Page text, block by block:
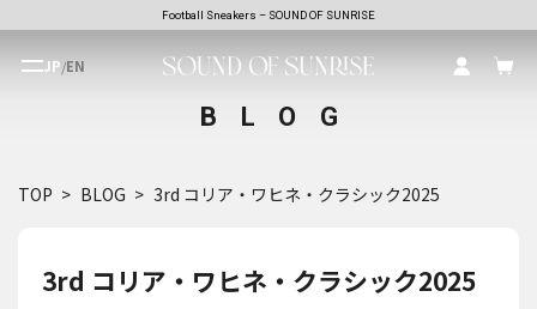
Football Sneakers – SOUND OF SUNRISE
JP/EN
BLOG
TOP BLOG 3rd コリア・ワヒネ・クラシック2025
3rd コリア・ワヒネ・クラシック2025